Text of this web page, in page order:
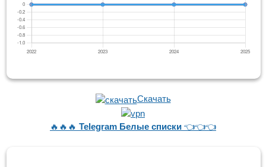
Скачать
🔥🔥🔥 Telegram Белые списки 👈👈👈